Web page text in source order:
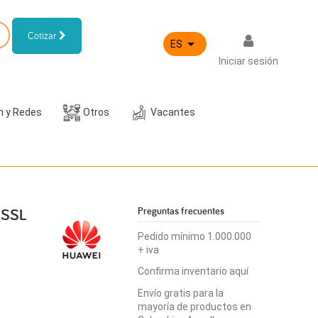
Cotizar
ES 
Iniciar sesión
y Redes Otros Vacantes
Preguntas frecuentes
Pedido mínimo 1.000.000
+ iva
Confirma inventario aquí
Envío gratis para la
mayoría de productos en